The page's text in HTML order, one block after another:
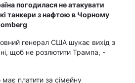
погодилася не атакувати
танкери з нафтою в Чорному
генерал США шукає вихід з
щоб не розлютити Трампа, -
має платити за сімейну